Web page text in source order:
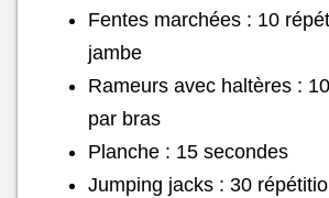
Fentes marchées : 10
jambe
Rameurs avec haltères :
par bras
Planche : 15 secondes
Jumping jacks : 30